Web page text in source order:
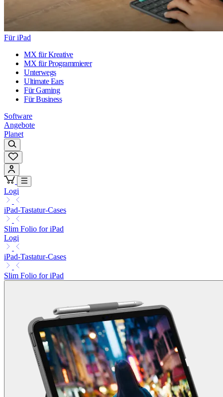
Für iPad
MX für Kreative
MX für Programmierer
Unterwegs
Ultimate Ears
Für Gaming
Für Business
Software
Angebote
Planet
Logi
iPad-Tastatur-Cases
Slim Folio for iPad
Logi
iPad-Tastatur-Cases
Slim Folio for iPad